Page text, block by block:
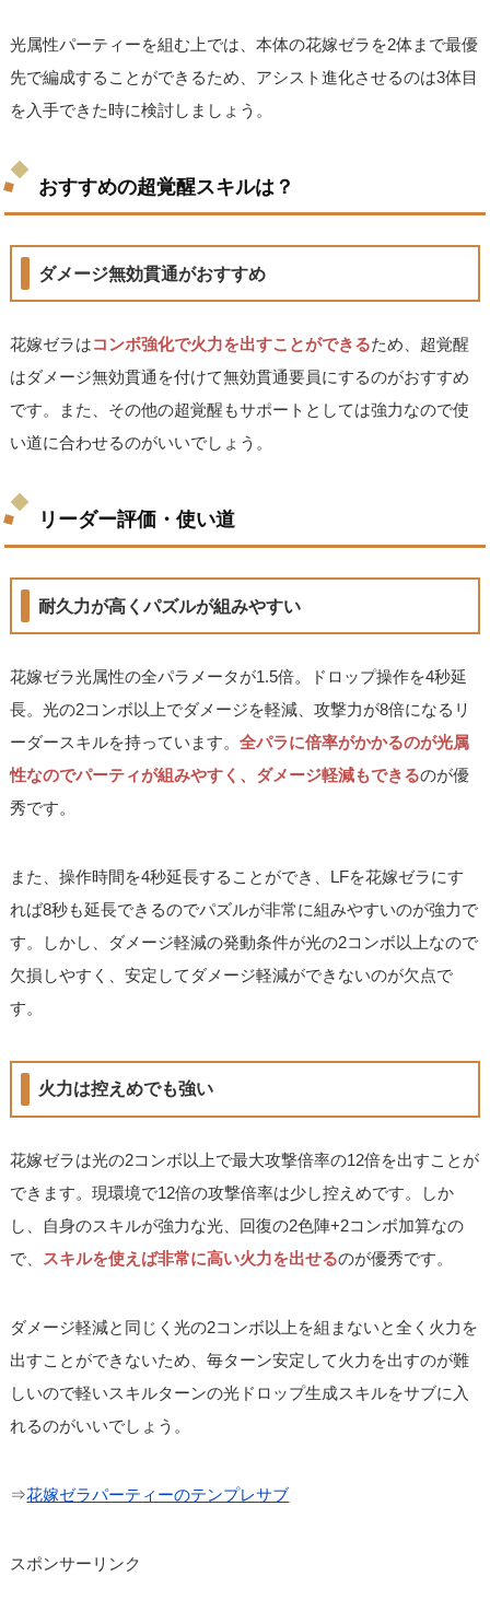
光属性パーティーを組む上では、本体の花嫁ゼラを2体まで最優
先で編成することができるため、アシスト進化させるのは3体目
を入手できた時に検討しましょう。
おすすめの超覚醒スキルは？
ダメージ無効貫通がおすすめ
花嫁ゼラはコンボ強化で火力を出すことができるため、超覚醒
はダメージ無効貫通を付けて無効貫通要員にするのがおすすめ
です。また、その他の超覚醒もサポートとしては強力なので使
い道に合わせるのがいいでしょう。
リーダー評価・使い道
耐久力が高くパズルが組みやすい
花嫁ゼラ光属性の全パラメータが1.5倍。ドロップ操作を4秒延
長。光の2コンボ以上でダメージを軽減、攻撃力が8倍になるリ
ーダースキルを持っています。全パラに倍率がかかるのが光属
性なのでパーティが組みやすく、ダメージ軽減もできるのが優
秀です。
また、操作時間を4秒延長することができ、LFを花嫁ゼラにす
れば8秒も延長できるのでパズルが非常に組みやすいのが強力で
す。しかし、ダメージ軽減の発動条件が光の2コンボ以上なので
欠損しやすく、安定してダメージ軽減ができないのが欠点で
す。
火力は控えめでも強い
花嫁ゼラは光の2コンボ以上で最大攻撃倍率の12倍を出すことが
できます。現環境で12倍の攻撃倍率は少し控えめです。しか
し、自身のスキルが強力な光、回復の2色陣+2コンボ加算なの
で、 スキルを使えば非常に高い火力を出せるのが優秀です。
ダメージ軽減と同じく光の2コンボ以上を組まないと全く火力を
出すことができないため、毎ターン安定して火力を出すのが難
しいので軽いスキルターンの光ドロップ生成スキルをサブに入
れるのがいいでしょう。
⇒花嫁ゼラパーティーのテンプレサブ
スポンサーリンク